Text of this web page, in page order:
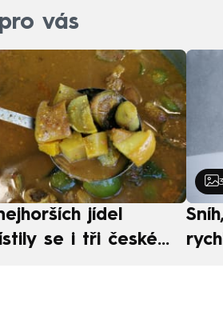
vás
jídel
se i tři české